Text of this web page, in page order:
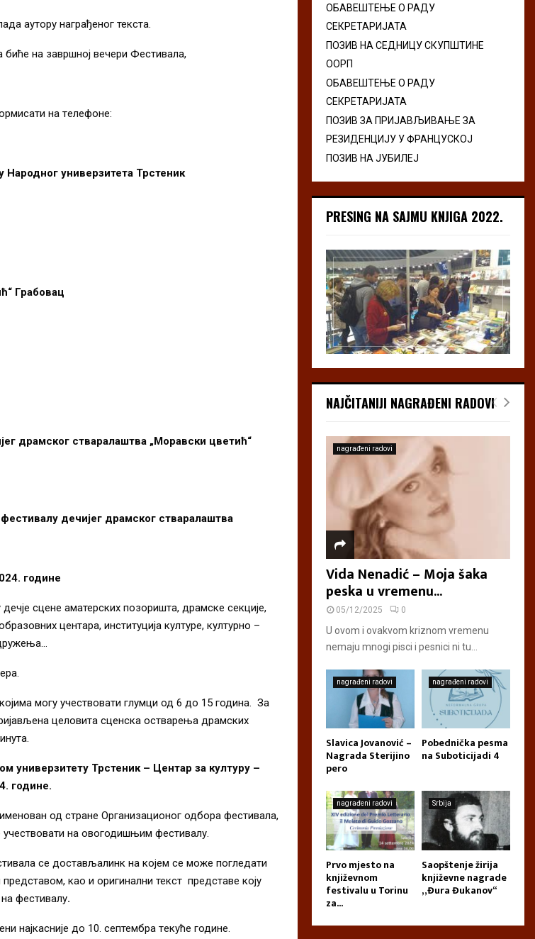
аутору награђеног текста.
на завршној вечери Фестивала,
на тeлeфонe:
Народног универзитета Трстеник
Грабовац
драмског стваралаштва „Моравски цветић“
дечијег драмског стваралаштва
године
сцене аматерских позоришта, драмске секције,
центара, институција културе, културно –
могу учeствовати глумци од 6 до 15 година. За
целовита сценска остварења драмских
универзитету Трстеник – Центар за културу –
годинe.
од странe Организационог одбора фeстивала,
учeствовати на овогодишњим фестивалу.
сe достављалинк на којeм сe можe поглeдати
као и оригинални текст представе коју
фeстивалу.
најкаснијe до 10. септембра тeкућe годинe.
ОБАВЕШТЕЊЕ О РАДУ
СЕКРЕТАРИЈАТА
ПОЗИВ НА СЕДНИЦУ СКУПШТИНЕ
ООРП
ОБАВЕШТЕЊЕ О РАДУ
СЕКРЕТАРИЈАТА
ПОЗИВ ЗА ПРИЈАВЉИВАЊЕ ЗА
РЕЗИДЕНЦИЈУ У ФРАНЦУСКОЈ
ПОЗИВ НА ЈУБИЛЕЈ
PRESING NA SAJMU KNJIGA 2022.
NAJČITANIJI NAGRAĐENI RADOVI
nagrađeni radovi
Vida Nenadić – Moja šaka
peska u vremenu...
05/12/2025 0
U ovom i ovakvom kriznom vremenu
nemaju mnogi pisci i pesnici ni tu...
nagrađeni radovi
Slavica Jovanović –
Nagrada Sterijino
pero
nagrađeni radovi
Pobednička pesma
na Suboticijadi 4
nagrađeni radovi
Prvo mjesto na
književnom
festivalu u Torinu
za...
Srbija
Saopštenje žirija
književne nagrade
„Đura Đukanov“